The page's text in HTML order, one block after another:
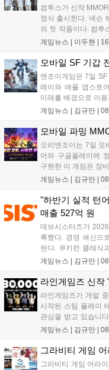
컴투스가 신작
정식 출시한다. 넥슨
의 첫 작품이다. 컴투
심 콘텐츠, 유료화 정
의 오만으로 균열이...
게임뉴스 | 이두현
모바일 SF 기갑
엔조이게임은 7일 SF
레이와 애플 앱스토
미래를 배경으로 이
위한 전투를 펼친다.
지원 보상을 제공한
게임뉴스 | 김규만
모바일 파밍
오리엔조이는 7일 모
어와 구글플레이에
구현한 이 게임은 장
무기 스킬을 활용한
혜택을 지급하며, 상
는 게임 접속 및 주요
게임뉴스 | 김규만
"하반기 실적 턴
매출 527억 원
데브시스터즈가
록했다. 경영 쇄신으
된다. 쿠키런 클래식
기는 13일 첫 업데이
이다. 회사는 비용 효
를 이끌 방침이다....
게임뉴스 | 김규만
라인게임즈 신작
라인게임즈가 개발
시작된 스팀 플레이
관심을 받고 있습니
최대 4인 협동을 지원
을 개선 중이며, 상세
게임뉴스 | 김규만
그라비티 게임
그라비티 게임 어라